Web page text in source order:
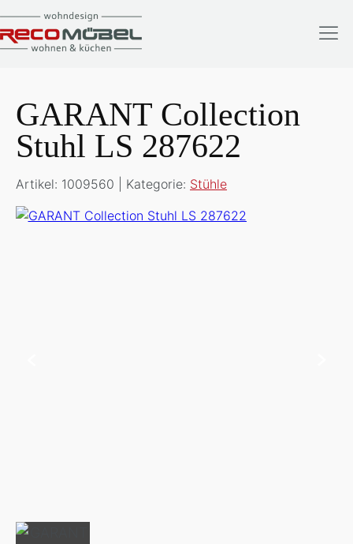
GARANT Collection
Stuhl LS 287622
Artikel: 1009560 | Kategorie: Stühle